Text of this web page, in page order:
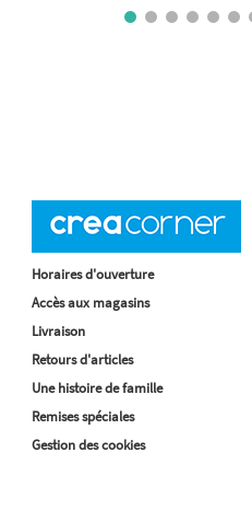
Horaires d'ouverture
Accès aux magasins
Livraison
Retours d'articles
Une histoire de famille
Remises spéciales
Gestion des cookies